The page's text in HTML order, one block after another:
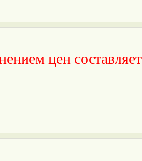
цен составляет